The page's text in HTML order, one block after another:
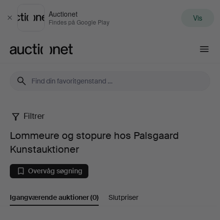
Luk
Auctionet
Findes på Google Play Vis
Lommeure
og
stopure
hos
Filtrer
Lommeure og stopure hos Palsgaard
Kunstauktioner
Overvåg søgning
Igangværende auktioner(0) Slutpriser